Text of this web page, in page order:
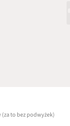
to bez podwyżek)